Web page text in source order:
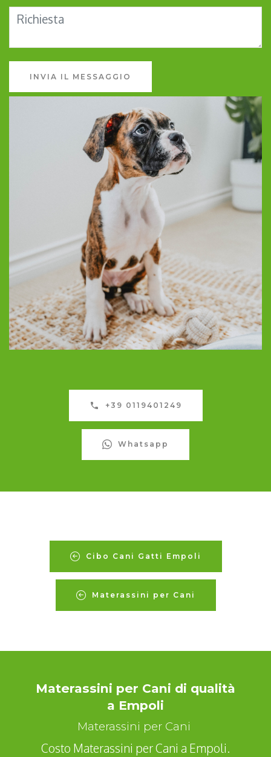
INVIA IL MESSAGGIO
+39 0119401249
Whatsapp
Cibo Cani Gatti Empoli
Materassini per Cani
Materassini per Cani di qualità
a Empoli
Materassini per Cani
Costo Materassini per Cani a Empoli.